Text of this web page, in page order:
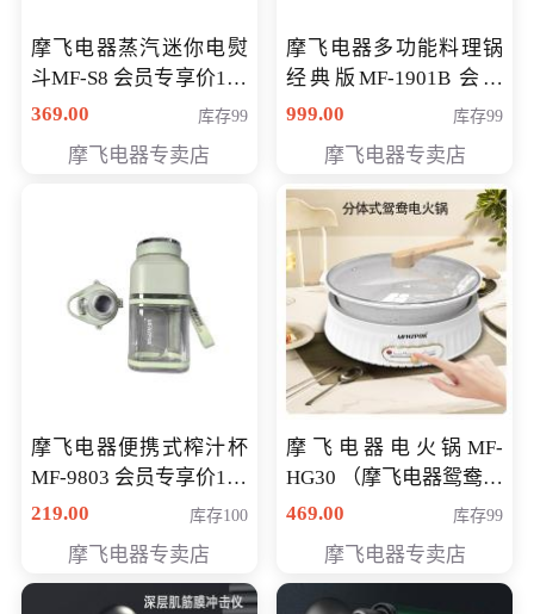
摩飞电器蒸汽迷你电熨
斗MF-S8 会员专享价168
元
369.00 库存99
摩飞电器专卖店
摩飞电器多功能料理锅
经典版MF-1901B 会员
专享价399元
999.00 库存99
摩飞电器专卖店
摩飞电器便携式榨汁杯
MF-9803 会员专享价138
元
219.00 库存100
摩飞电器专卖店
摩飞电器电火锅MF-
HG30 （摩飞电器鸳鸯锅
MF-HG30 ） 会员专享价
469.00 库存99
摩飞电器专卖店